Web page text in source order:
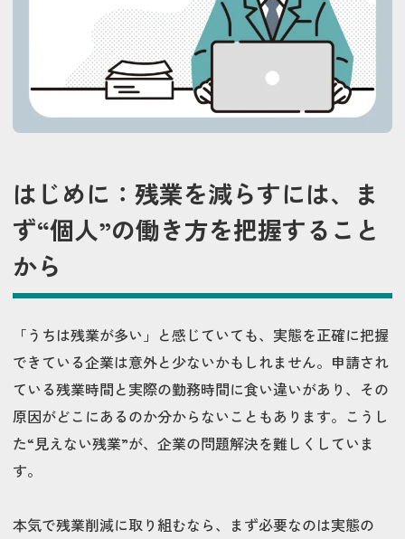
はじめに：残業を減らすには、ま
ず“個人”の働き方を把握すること
から
「うちは残業が多い」と感じていても、実態を正確に把握
できている企業は意外と少ないかもしれません。申請され
ている残業時間と実際の勤務時間に食い違いがあり、その
原因がどこにあるのか分からないこともあります。こうし
た“見えない残業”が、企業の問題解決を難しくしていま
す。
本気で残業削減に取り組むなら、まず必要なのは実態の